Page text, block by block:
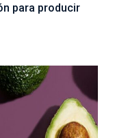
para producir